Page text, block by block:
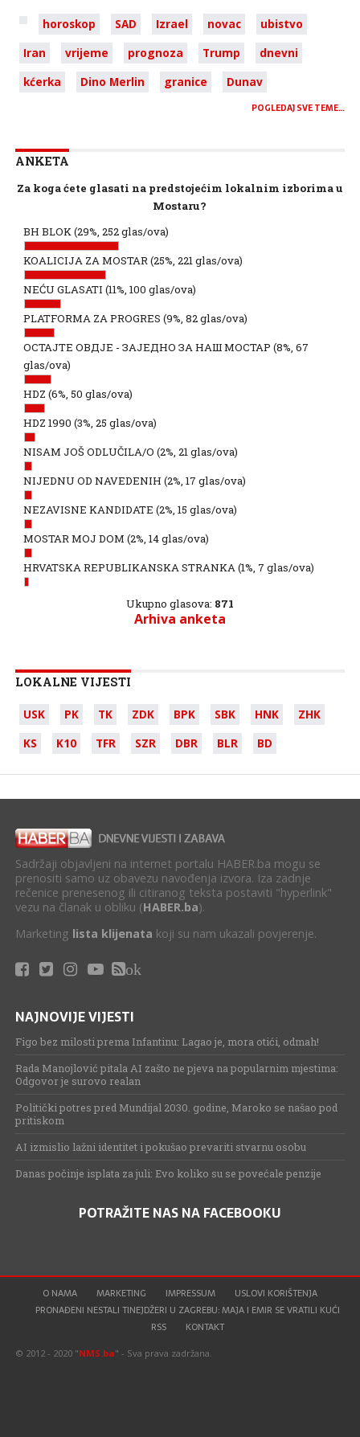
horoskop SAD Izrael novac
ubistvo
Iran
vrijeme prognoza Trump
dnevni
kćerka
Dino Merlin granice Dunav
POGLEDAJ SVE TEME…
ANKETA
Za koga ćete glasati na predstojećim lokalnim izborima u
Mostaru?
BH BLOK(29%, 252 glas/ova)
KOALICIJA ZA MOSTAR(25%, 221 glas/ova)
NEĆU GLASATI (11%, 100 glas/ova)
PLATFORMA ZA PROGRES (9%, 82 glas/ova)
ОСТАЈТЕ ОВДЈЕ - ЗАЈЕДНО ЗА НАШ МОСТАР (8%, 67
glas/ova)
HDZ (6%, 50 glas/ova)
HDZ 1990 (3%, 25 glas/ova)
NISAM JOŠ ODLUČILA/O (2%, 21 glas/ova)
NIJEDNU OD NAVEDENIH (2%, 17 glas/ova)
NEZAVISNE KANDIDATE (2%, 15 glas/ova)
MOSTAR MOJ DOM (2%, 14 glas/ova)
HRVATSKA REPUBLIKANSKA STRANKA(1%, 7 glas/ova)
Ukupno glasova: 871
Arhiva anketa
LOKALNE VIJESTI
USK PK TK ZDK BPK SBK HNK
ZHK
KS
K10 TFR SZR DBR BLR BD
Sadržaji objavljeni na internet portalu HABER.ba mogu se
prenositi samo uz obavezu navođenja izvora. Iza zadnje
rečenice prenesenog ili citiranog teksta postaviti "hyperlink"
vezu na članak u obliku (HABER.ba).
Marketing lista klijenata koji su nam ukazali povjerenje.
ok
NAJNOVIJE VIJESTI
Figo bez milosti prema Infantinu: Lagao je, mora otići, odmah!
Rada Manojlović pitala AI zašto ne pjeva na popularnim mjestima:
Odgovor je surovo realan
Politički potres pred Mundijal 2030. godine, Maroko se našao pod
pritiskom
AI izmislio lažni identitet i pokušao prevariti stvarnu osobu
Danas počinje isplata za juli: Evo koliko su se povećale penzije
POTRAŽITE NAS NA FACEBOOKU
O NAMA MARKETING IMPRESSUM
USLOVI KORIŠTENJA
PRONAĐENI NESTALI TINEJDŽERI U ZAGREBU: MAJA I EMIR SE VRATILI KUĆI
RSS
KONTAKT
© 2012 - 2020 "NMS.ba" - Sva prava zadržana.